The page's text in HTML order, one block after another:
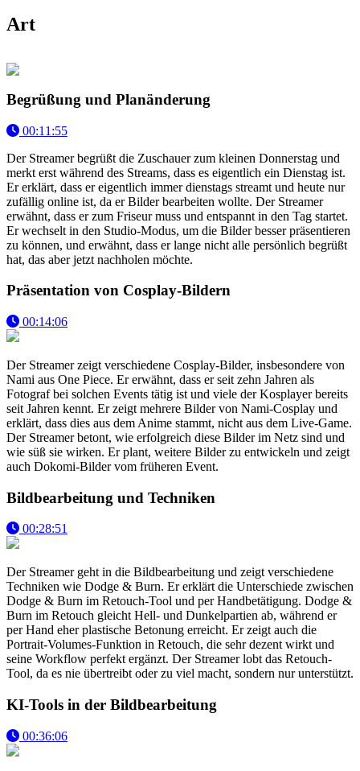
Art
Begrüßung und Planänderung
00:11:55
Der Streamer begrüßt die Zuschauer zum kleinen Donnerstag und
merkt erst während des Streams, dass es eigentlich ein Dienstag ist.
Er erklärt, dass er eigentlich immer dienstags streamt und heute nur
zufällig online ist, da er Bilder bearbeiten wollte. Der Streamer
erwähnt, dass er zum Friseur muss und entspannt in den Tag startet.
Er wechselt in den Studio-Modus, um die Bilder besser präsentieren
zu können, und erwähnt, dass er lange nicht alle persönlich begrüßt
hat, das aber jetzt nachholen möchte.
Präsentation von Cosplay-Bildern
00:14:06
Der Streamer zeigt verschiedene Cosplay-Bilder, insbesondere von
Nami aus One Piece. Er erwähnt, dass er seit zehn Jahren als
Fotograf bei solchen Events tätig ist und viele der Kosplayer bereits
seit Jahren kennt. Er zeigt mehrere Bilder von Nami-Cosplay und
erklärt, dass dies aus dem Anime stammt, nicht aus dem Live-Game.
Der Streamer betont, wie erfolgreich diese Bilder im Netz sind und
wie süß sie wirken. Er plant, weitere Bilder zu entwickeln und zeigt
auch Dokomi-Bilder vom früheren Event.
Bildbearbeitung und Techniken
00:28:51
Der Streamer geht in die Bildbearbeitung und zeigt verschiedene
Techniken wie Dodge & Burn. Er erklärt die Unterschiede zwischen
Dodge & Burn im Retouch-Tool und per Handbetätigung. Dodge &
Burn im Retouch gleicht Hell- und Dunkelpartien ab, während er
per Hand eher plastische Betonung erreicht. Er zeigt auch die
Portrait-Volumes-Funktion in Retouch, die sehr dezent wirkt und
seine Workflow perfekt ergänzt. Der Streamer lobt das Retouch-
Tool, da es nie übertreibt oder zu viel macht, sondern nur unterstützt.
KI-Tools in der Bildbearbeitung
00:36:06